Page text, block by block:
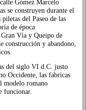
Gómez Marcelo
se construyen durante el
del Paseo de las
de época
Vía y Queipo de
construcción y abandono,
del siglo VI d.C. justo
Occidente, las fabricas
modelo romano
funcionar.